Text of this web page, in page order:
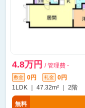
4.8万円 / 管理費 -
敷金 0円 礼金
0円
1LDK ｜ 47.32m² ｜ 2階
無料